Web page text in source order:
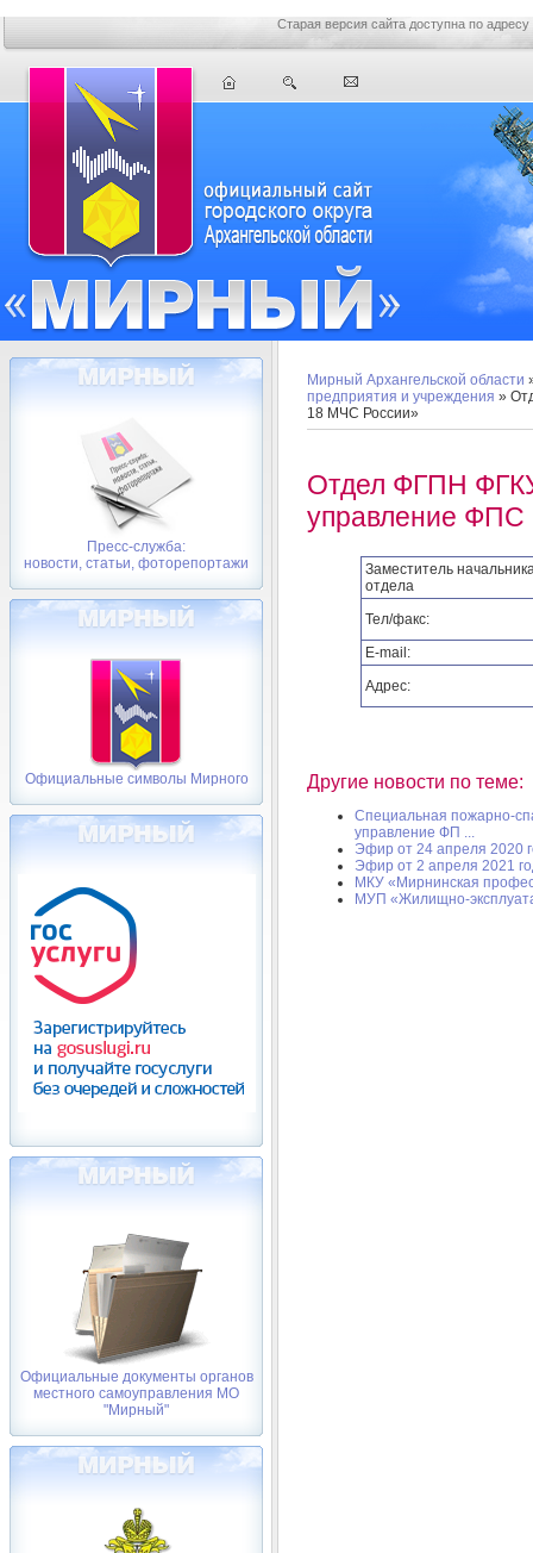
Старая версия сайта доступна по адресу
Пресс-служба:
новости, статьи, фоторепортажи
Официальные символы Мирного
Официальные документы органов
местного самоуправления МО
"Мирный"
Мирный Архангельской области
предприятия и учреждения »
18 МЧС России»
Отдел ФГПН
управление
Заместитель
отдела
Тел/факс:
E-mail:
Адрес:
Другие новости по теме:
Специальная пожарно-
управление ФП ...
Эфир от 24 апреля 2020
Эфир от 2 апреля 2021
МКУ «Мирнинская
МУП «Жилищно-